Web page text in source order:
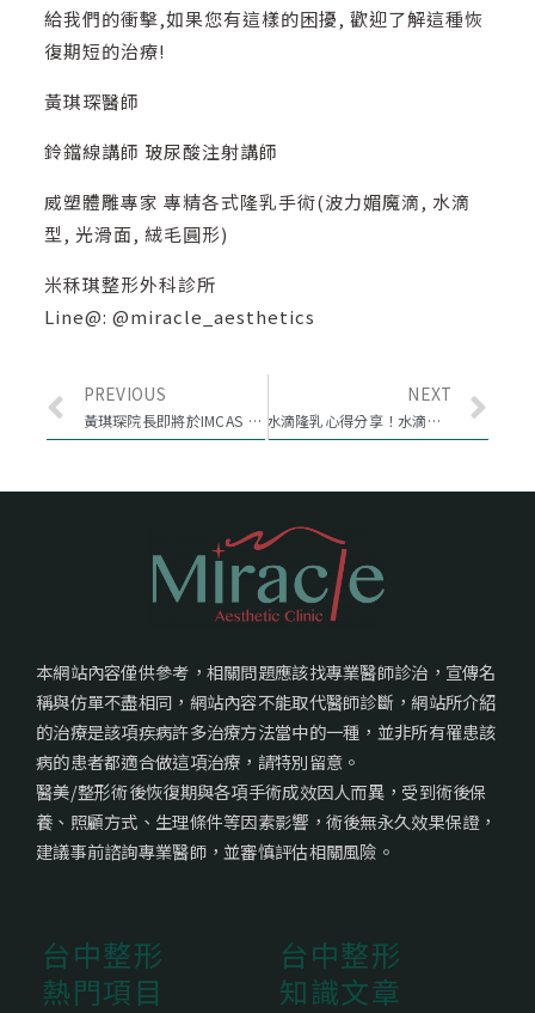
給我們的衝擊,如果您有這樣的困擾, 歡迎了解這種恢
復期短的治療!
黃琪琛醫師
鈴鐺線講師 玻尿酸注射講師
威塑體雕專家 專精各式隆乳手術(波力媚魔滴, 水滴
型, 光滑面, 絨毛圓形)
米秝琪整形外科診所
Line@: @miracle_aesthetics
PREVIOUS
黃琪琛院長即將於IMCAS Asia 2018演講威塑體雕
NEXT
水滴隆乳心得分享！水滴型隆乳，果凍矽膠讓你看不透摸不出！
本網站內容僅供參考，相關問題應該找專業醫師診治，宣傳名
稱與仿單不盡相同，網站內容不能取代醫師診斷，網站所介紹
的治療是該項疾病許多治療方法當中的一種，並非所有罹患該
病的患者都適合做這項治療，請特別留意。
醫美/整形術後恢復期與各項手術成效因人而異，受到術後保
養、照顧方式、生理條件等因素影響，術後無永久效果保證，
建議事前諮詢專業醫師，並審慎評估相關風險。
台中整形
熱門項目
台中整形
知識文章